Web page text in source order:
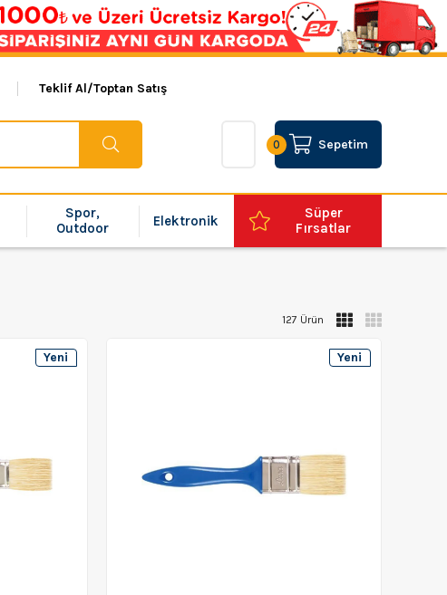
Teklif Al/Toptan Satış
Sepetim
0
Spor,
Outdoor
Elektronik
Süper
Fırsatlar
127 Ürün
Yeni
Yeni